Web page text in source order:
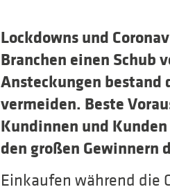
Lockdowns und
Branchen einen Schub
Ansteckungen bestand
vermeiden. Beste
Kundinnen und
den großen Gewinnern
Einkaufen während die